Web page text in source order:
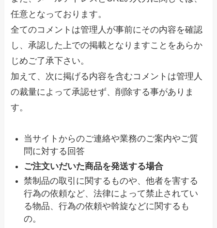
任意となっております。
全てのコメントは管理人が事前にその内容を確認
し、承認した上での掲載となりますことをあらか
じめご了承下さい。
加えて、次に掲げる内容を含むコメントは管理人
の裁量によって承認せず、削除する事がありま
す。
当サイトからのご連絡や業務のご案内やご質
問に対する回答
ご注文いだいた商品を発送する場合
禁制品の取引に関するものや、他者を害する
行為の依頼など、法律によって禁止されてい
る物品、行為の依頼や斡旋などに関するも
の。